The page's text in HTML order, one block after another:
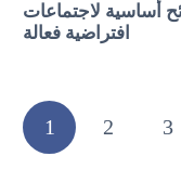
أساسية لاجتماعات
افتراضية فعالة
1 2 3